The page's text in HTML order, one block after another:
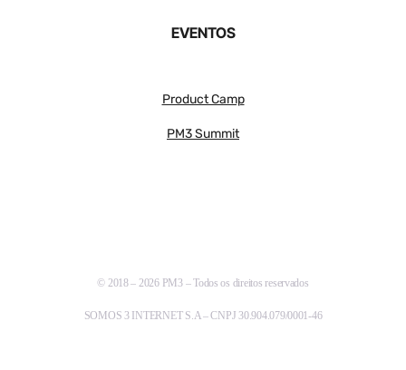
EVENTOS
Product Camp
PM3 Summit
© 2018 – 2026 PM3 – Todos os direitos reservados
SOMOS 3 INTERNET S.A – CNPJ 30.904.079/0001-46